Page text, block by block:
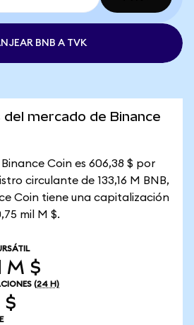
BNB A TVK
del mercado de Binance
Coin es 606,38 $ por
circulante de 133,16 M BNB,
Coin tiene una capitalización
mil M $.
M $
(24 H)
$